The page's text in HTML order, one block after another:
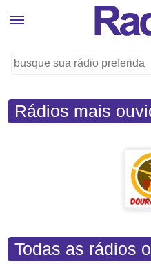
Rádios mais
Todas as rádios